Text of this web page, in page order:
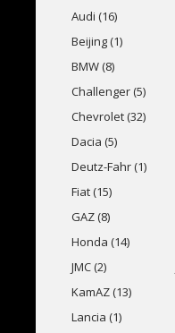
Audi (16)
Beijing (1)
BMW (8)
Challenger (5)
Chevrolet (32)
Dacia (5)
Deutz-Fahr (1)
Fiat (15)
GAZ (8)
Honda (14)
JMC (2)
KamAZ (13)
Lancia (1)